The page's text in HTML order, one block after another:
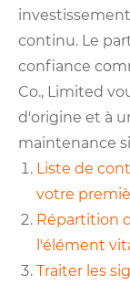
continu. Le
confiance
Co., Limited
d'origine et à
maintenance
Liste de
votre
Répartition
l'élément
Traiter les